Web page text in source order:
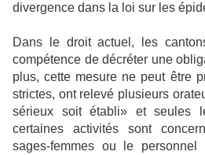
divergence dans la loi sur les
Dans le droit actuel, les
compétence de décréter une
plus, cette mesure ne peut être
strictes, ont relevé plusieurs
sérieux soit établi» et seules
certaines activités sont
sages-femmes ou le